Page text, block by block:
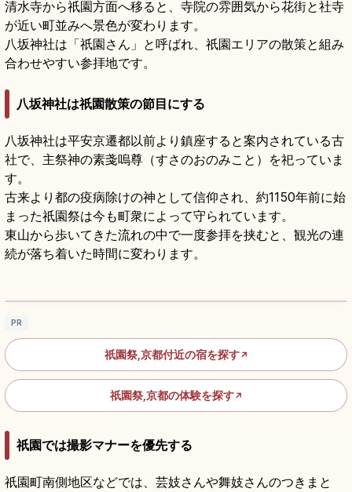
清水寺から祇園方面へ移ると、寺院の雰囲気から花街と社寺
が近い町並みへ景色が変わります。
八坂神社は「祇園さん」と呼ばれ、祇園エリアの散策と組み
合わせやすい参拝地です。
八坂神社は祇園散策の節目にする
八坂神社は平安京遷都以前より鎮座すると案内されている古
社で、主祭神の素戔嗚尊（すさのおのみこと）を祀っていま
す。
古来より都の疫病除けの神として信仰され、約1150年前に始
まった祇園祭は今も町衆によって守られています。
東山から歩いてきた流れの中で一度参拝を挟むと、観光の連
続が落ち着いた時間に変わります。
京都・祇園祭｜八坂神社の山鉾巡行と宵山ガ
PR
祇園祭,京都付近の宿を探す↗
祇園祭,京都の体験を探す↗
祇園では撮影マナーを優先する
祇園町南側地区などでは、芸妓さんや舞妓さんのつきまと